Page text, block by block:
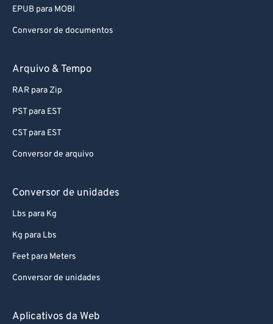
EPUB para MOBI
Conversor de documentos
Arquivo & Tempo
RAR para Zip
PST para EST
CST para EST
Conversor de arquivo
Conversor de unidades
Lbs para Kg
Kg para Lbs
Feet para Meters
Conversor de unidades
Aplicativos da Web